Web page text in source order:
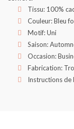
Tissu: 100%
Couleur: Bleu
Motif: Uni
Saison:
Occasion:
Fabrication:
Instructions de